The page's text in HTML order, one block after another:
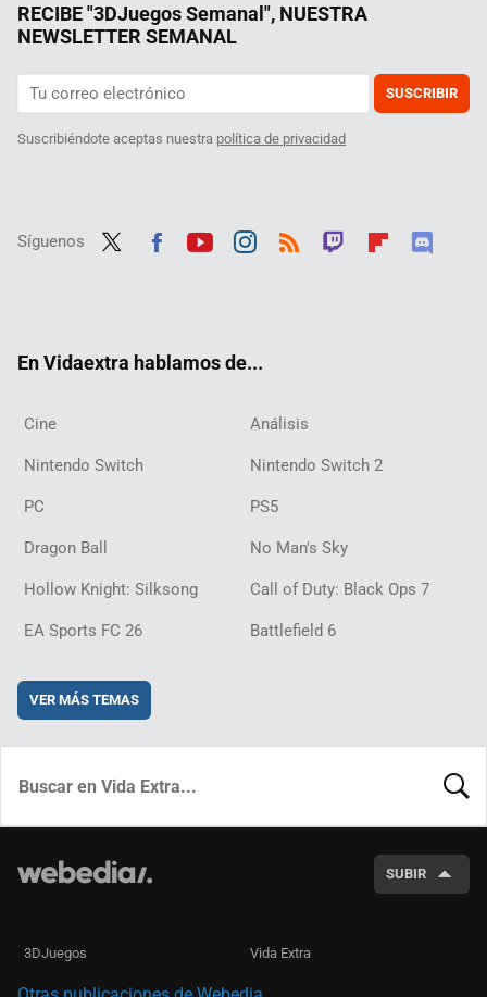
RECIBE "3DJuegos Semanal", NUESTRA
NEWSLETTER SEMANAL
SUSCRIBIR
Suscribiéndote aceptas nuestra política de privacidad
Síguenos
En Vidaextra hablamos de...
Cine Análisis
Nintendo Switch Nintendo Switch 2
PC PS5
Dragon Ball No Man's Sky
Hollow Knight: Silksong Call of Duty: Black Ops 7
EA Sports FC 26 Battlefield 6
VER MÁS TEMAS
SUBIR
3DJuegos Vida Extra